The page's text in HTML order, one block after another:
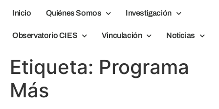
Inicio Quiénes Somos Investigación
Observatorio CIES Vinculación Noticias
Etiqueta: Programa
Más